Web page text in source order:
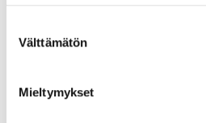
valinta
Välttämätön
Mieltymykset
Kokeen voi tehdä
versiota